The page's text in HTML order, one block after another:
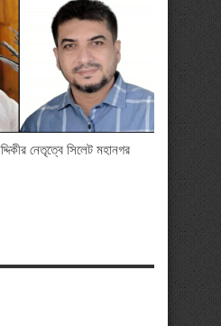
নেতৃত্বে সিলেট মহানগর